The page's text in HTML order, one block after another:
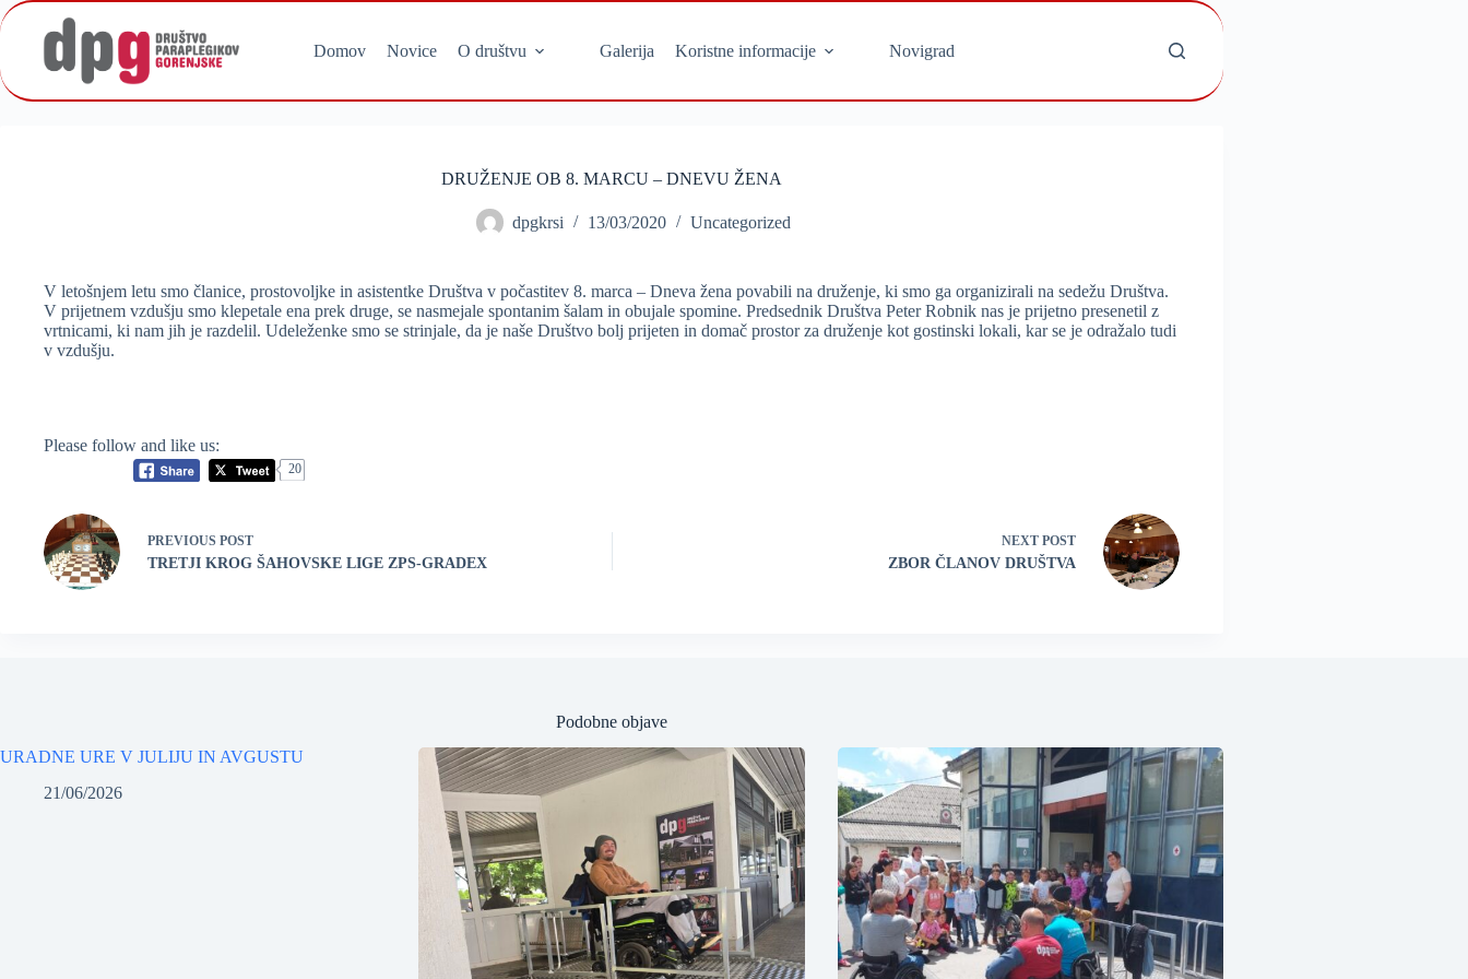
Skip
to
Domov Novice O društvu Galerija Koristne informacije Novigrad
DRUŽENJE OB 8. MARCU – DNEVU ŽENA
dpgkrsi 13/03/2020 Uncategorized
V letošnjem letu smo članice, prostovoljke in asistentke Društva v počastitev 8. marca – Dneva žena povabili na druženje, ki smo ga organizirali na sedežu Društva.
V prijetnem vzdušju smo klepetale ena prek druge, se nasmejale spontanim šalam in obujale spomine. Predsednik Društva Peter Robnik nas je prijetno presenetil z
vrtnicami, ki nam jih je razdelil. Udeleženke smo se strinjale, da je naše Društvo bolj prijeten in domač prostor za druženje kot gostinski lokali, kar se je odražalo tudi
v vzdušju.
Please follow and like us:
20
PREVIOUS POST
TRETJI KROG ŠAHOVSKE LIGE ZPS-GRADEX
NEXT POST
ZBOR ČLANOV DRUŠTVA
Podobne objave
URADNE URE V JULIJU IN AVGUSTU
21/06/2026